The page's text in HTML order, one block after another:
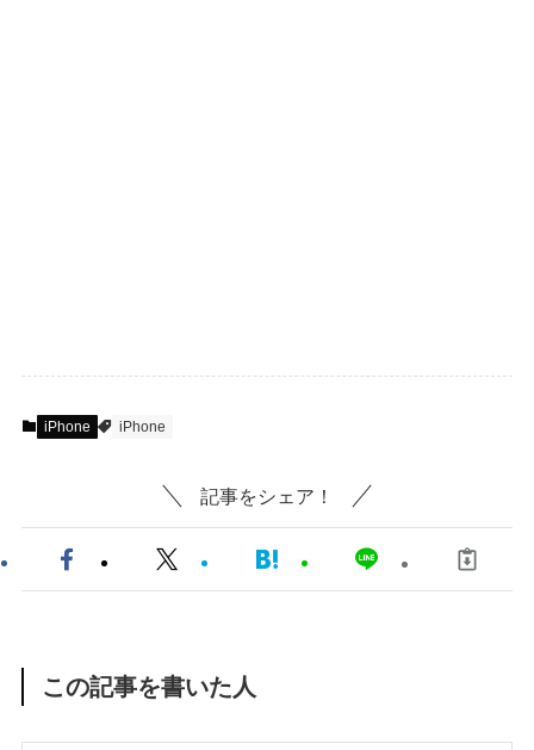
iPhone iPhone
記事をシェア！
この記事を書いた人